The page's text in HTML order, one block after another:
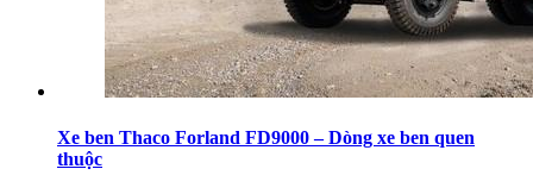
Xe ben Thaco Forland FD9000 – Dòng xe ben quen
thuộc